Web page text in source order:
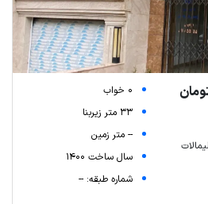
0 خواب
33 متر زیربنا
-- متر زمین
سال ساخت 1400
شماره طبقه: --